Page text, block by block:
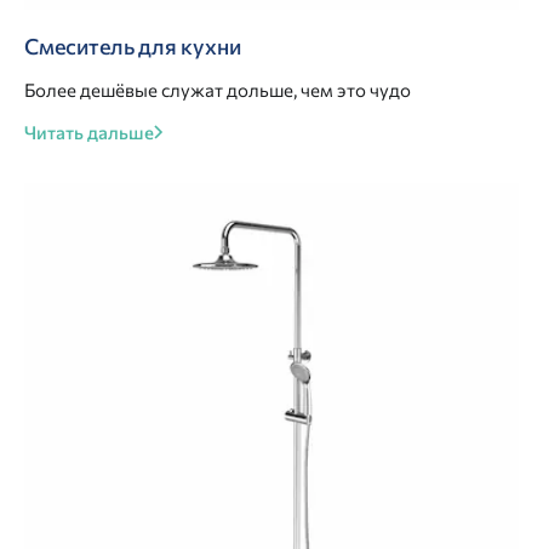
Смеситель для кухни
Более дешёвые служат дольше, чем это чудо
Читать дальше